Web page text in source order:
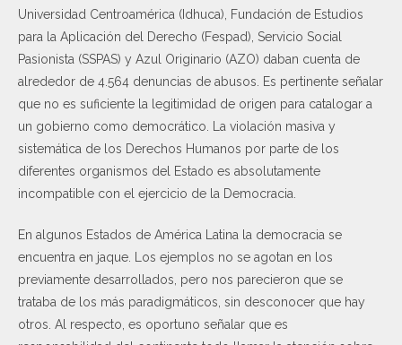
Universidad Centroamérica (Idhuca), Fundación de Estudios
para la Aplicación del Derecho (Fespad), Servicio Social
Pasionista (SSPAS) y Azul Originario (AZO) daban cuenta de
alrededor de 4.564 denuncias de abusos. Es pertinente señalar
que no es suficiente la legitimidad de origen para catalogar a
un gobierno como democrático. La violación masiva y
sistemática de los Derechos Humanos por parte de los
diferentes organismos del Estado es absolutamente
incompatible con el ejercicio de la Democracia.
En algunos Estados de América Latina la democracia se
encuentra en jaque. Los ejemplos no se agotan en los
previamente desarrollados, pero nos parecieron que se
trataba de los más paradigmáticos, sin desconocer que hay
otros. Al respecto, es oportuno señalar que es